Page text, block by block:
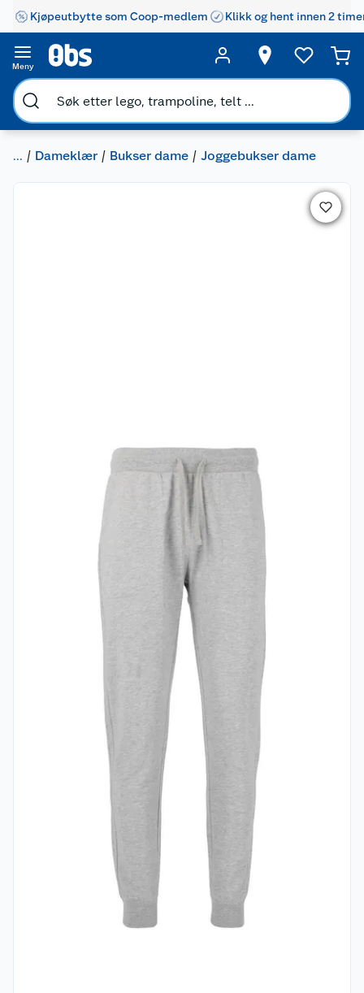
Kjøpeutbytte som Coop-medlem Klikk og hent innen 2
Meny
... Dameklær Bukser dame Joggebukser dame